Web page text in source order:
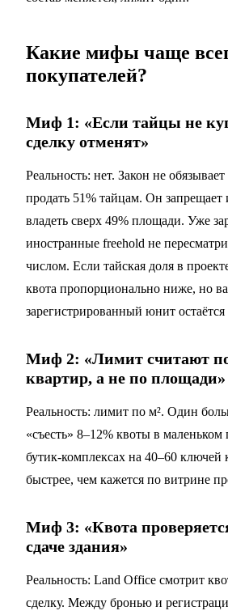
Какие мифы чаще
покупателей?
Миф 1: «Если тайцы не
сделку отменят»
Реальность: нет. Закон не
продать 51% тайцам. Он запрещает
владеть сверх 49% площади. Уже
иностранные freehold не
числом. Если тайская доля в
квота пропорционально ниже, но
зарегистрированный юнит
Миф 2: «Лимит считают
квартир, а не по площади»
Реальность: лимит по м². Один
«съесть» 8–12% квоты в
бутик-комплексах на 40–60 ключей
быстрее, чем кажется по витрине
Миф 3: «Квота
сдаче здания»
Реальность: Land Office смотрит
сделку. Между бронью и